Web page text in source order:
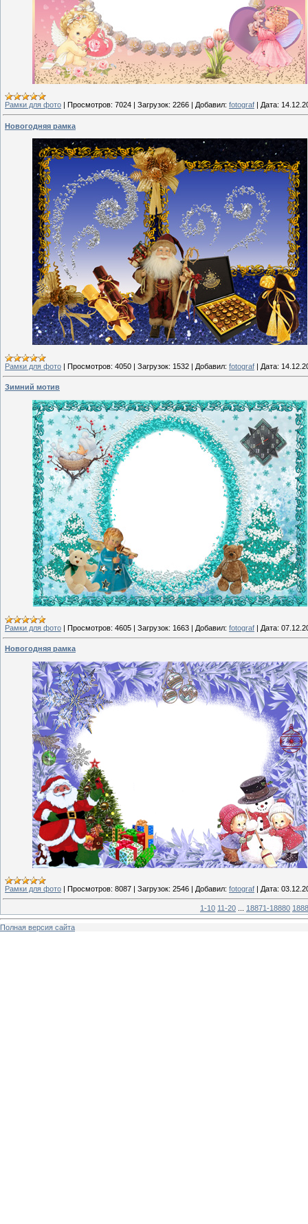
Рамки для фото | Просмотров: 7024 | Загрузок: 2266 | Добавил: fotograf | Дата:
Новогодняя рамка
Рамки для фото | Просмотров: 4050 | Загрузок: 1532 | Добавил: fotograf | Дата:
Зимний мотив
Рамки для фото | Просмотров: 4605 | Загрузок: 1663 | Добавил: fotograf | Дата:
Новогодняя рамка
Рамки для фото | Просмотров: 8087 | Загрузок: 2546 | Добавил: fotograf | Дата:
1-10 11-20 18871-18880
Полная версия сайта